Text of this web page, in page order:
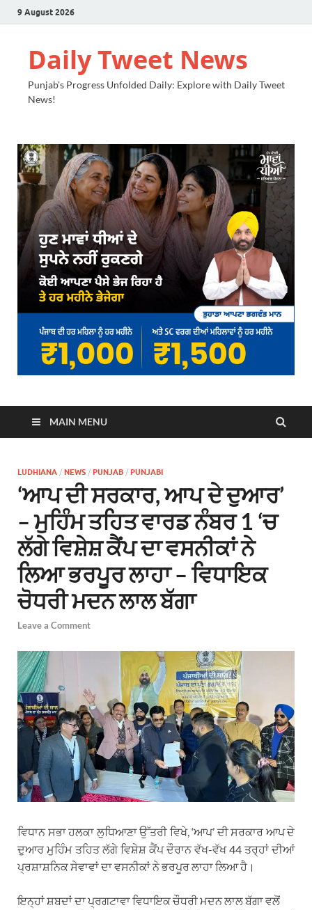
9 August 2026
Daily Tweet News
Punjab's Progress Unfolded Daily: Explore with Daily Tweet
News!
MAIN MENU
LUDHIANA / NEWS / PUNJAB / PUNJABI
‘ਆਪ ਦੀ ਸਰਕਾਰ, ਆਪ ਦੇ ਦੁਆਰ’
– ਮੁਹਿੰਮ ਤਹਿਤ ਵਾਰਡ ਨੰਬਰ 1 ‘ਚ
ਲੱਗੇ ਵਿਸ਼ੇਸ਼ ਕੈਂਪ ਦਾ ਵਸਨੀਕਾਂ ਨੇ
ਲਿਆ ਭਰਪੂਰ ਲਾਹਾ – ਵਿਧਾਇਕ
ਚੋਧਰੀ ਮਦਨ ਲਾਲ ਬੱਗਾ
Leave a Comment
ਵਿਧਾਨ ਸਭਾ ਹਲਕਾ ਲੁਧਿਆਣਾ ਉੱਤਰੀ ਵਿਖੇ, ‘ਆਪ’ ਦੀ ਸਰਕਾਰ ਆਪ ਦੇ
ਦੁਆਰ ਮੁਹਿੰਮ ਤਹਿਤ ਲੱਗੇ ਵਿਸ਼ੇਸ਼ ਕੈਂਪ ਦੌਰਾਨ ਵੱਖ-ਵੱਖ 44 ਤਰ੍ਹਾਂ ਦੀਆਂ
ਪ੍ਰਸ਼ਾਸ਼ਨਿਕ ਸੇਵਾਵਾਂ ਦਾ ਵਸਨੀਕਾਂ ਨੇ ਭਰਪੂਰ ਲਾਹਾ ਲਿਆ ਹੈ।
ਇਨ੍ਹਾਂ ਸ਼ਬਦਾਂ ਦਾ ਪ੍ਰਗਟਾਵਾ ਵਿਧਾਇਕ ਚੌਧਰੀ ਮਦਨ ਲਾਲ ਬੱਗਾ ਵਲੋਂ